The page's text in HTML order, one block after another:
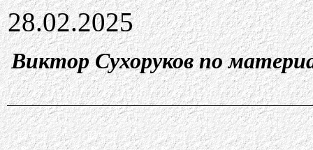
28.02.2025
Виктор Сухоруков по